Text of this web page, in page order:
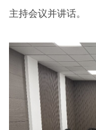
主持会议并讲话。